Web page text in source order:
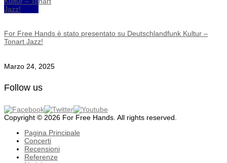
For Free Hands è stato presentato su Deutschlandfunk Kultur –
Tonart Jazz!
Marzo 24, 2025
Follow us
Copyright © 2026 For Free Hands. All rights reserved.
Pagina Principale
Concerti
Recensioni
Referenze